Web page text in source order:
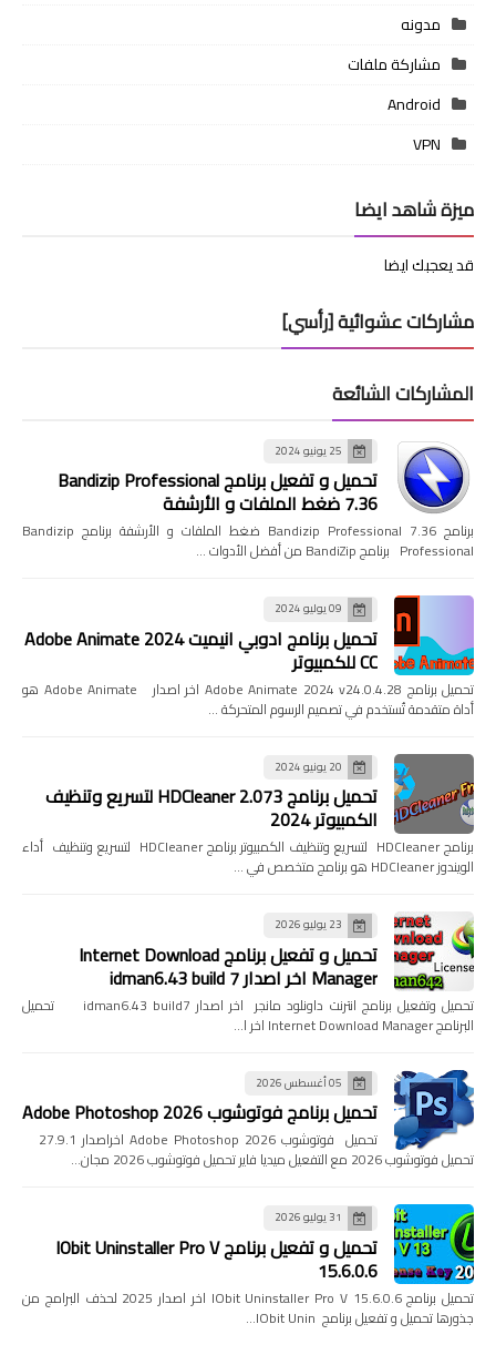
مدونه
مشاركة ملفات
Android
VPN
ميزة شاهد ايضا
قد يعجبك ايضا
مشاركات عشوائية [رأسي]
المشاركات الشائعة
25 يونيو 2024
تحميل و تفعيل برنامج Bandizip Professional
7.36 ضغط الملفات و الأرشفة
برنامج Bandizip Professional 7.36 ضغط الملفات و الأرشفة برنامج Bandizip
Professional برنامج BandiZip من أفضل الأدوات …
09 يوليو 2024
تحميل برنامج ادوبي انيميت 2024 Adobe Animate
CC للكمبيوتر
تحميل برنامج Adobe Animate 2024 v24.0.4.28 اخر اصدار Adobe Animate هو
أداة متقدمة تُستخدم في تصميم الرسوم المتحركة …
20 يونيو 2024
تحميل برنامج HDCleaner 2.073 لتسريع وتنظيف
الكمبيوتر 2024
برنامج HDCleaner لتسريع وتنظيف الكمبيوتر برنامج HDCleaner لتسريع وتنظيف أداء
الويندوز HDCleaner هو برنامج متخصص في …
23 يوليو 2026
تحميل و تفعيل برنامج Internet Download
Manager اخر اصدار idman6.43 build 7
تحميل وتفعيل برنامج انترنت داونلود مانجر اخر اصدار idman6.43 build7 تحميل
البرنامج Internet Download Manager اخر ا…
05 أغسطس 2026
تحميل برنامج فوتوشوب Adobe Photoshop 2026
تحميل فوتوشوب 2026 مع التفعيل ميديا فاير تحميل فوتوشوب 2026 مجان…
31 يوليو 2026
تحميل و تفعيل برنامج IObit Uninstaller Pro V
15.6.0.6
تحميل برنامج IObit Uninstaller Pro V 15.6.0.6 اخر اصدار 2025 لحذف البرامج من
جذورها تحميل و تفعيل برنامج IObit Unin…